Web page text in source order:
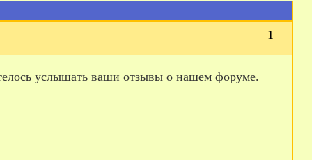
1
услышать ваши отзывы о нашем форуме.